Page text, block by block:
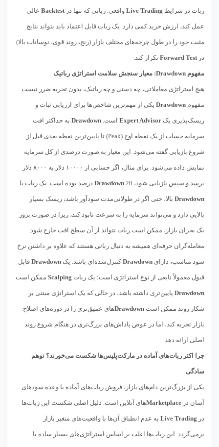
ربات در شرایط Live Trading واقعی. رباتی که تنها درBacktest عالی
عمل کند، ارزش خرید کمی دارد. یک ربات قابل اعتماد باید بتواند نتایج
مثبت خود را در طول چرخه‌های مختلف بازار (رنج، روند قوی، نوسانات بالا)
درForward Test تکرار کند.
مفهوم Drawdown: معیار سنجش سلامت استراتژی رباتیک
هیچ استراتژی معاملاتی، چه دستی و چه رباتیک، بدون تجربه ضرر نیست.
مفهوم Drawdown یکی از مهم‌ترین شاخص‌ها برای ارزیابی ثبات و
ریسک‌پذیری یک Expert Advisor است. Drawdown به حداکثر افت
سرمایه حساب از یک نقطه اوج (Peak) تا پایین‌ترین نقطه بعدی قبل از
شروع بازیابی گفته می‌شود. این معیار به صورت درصدی از کل سرمایه
نمایش داده می‌شود. برای مثال، اگر حسابی از ۱۰۰۰۰ دلار به ۸۰۰۰ دلار
برسد و سپس بازیابی شود، Drawdown 20 درصد بوده است. یک ربات با
Drawdown بالا، حتی اگر در طولانی‌مدت سودآور باشد، ریسک بسیار
بالایی دارد و می‌تواند سرمایه را به سرعت نابود کند، زیرا در صورت بروز
یک بحران بازار، ممکن است ربات نتواند از آن سطح افت خارج شود.
معامله‌گران حرفه‌ای همیشه به دنبال رباتی هستند که علاوه بر داشتن نرخ
سود مناسب، دارای Drawdownکنترل‌شده‌ای باشد. یک Drawdown قابل
قبول معمولاً تابعی از نوع استراتژی است؛ یک ربات Scalping ممکن است
Drawdown پایین‌تری داشته باشد، در حالی که یک استراتژی مبتنی بر
شکار روند ممکن است Drawdownهای عمیق‌تری را در دوره‌های اصلاح
بازار تجربه کند، اما در عوض پاداش‌های بزرگ‌تری در هنگام شروع روند
اصلی ارائه دهد.
چرا اکثر ربات‌های آماده در مارکت‌پلیس‌ها شکست می‌خورند؟ توهم
سادگی
یکی از بزرگ‌ترین دام‌های بازار، فروش ربات‌های آماده با وعده سودهای
آسان در Marketplaceهای آنلاین است. دلیل اصلی شکست این ربات‌ها
در Live Trading به عدم انطباق آن‌ها با واقعیت‌های متغیر بازار
برمی‌گردد. این ربات‌ها اغلب بر اساس استراتژی‌های بسیار ساده یا